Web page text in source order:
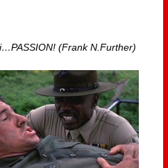
(Frank N.Further)